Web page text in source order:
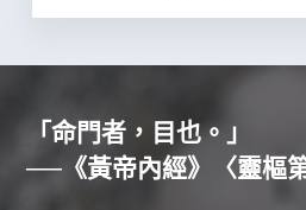
「命門者，目也。」
──《黃帝內經》〈靈樞